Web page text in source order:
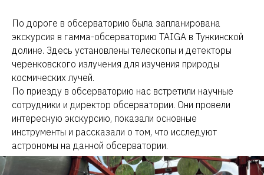
По дороге в обсерваторию была запланирована
экскурсия в гамма-обсерваторию TAIGA в Тункинской
долине. Здесь установлены телескопы и детекторы
черенковского излучения для изучения природы
космических лучей.
По приезду в обсерваторию нас встретили научные
сотрудники и директор обсерватории. Они провели
интересную экскурсию, показали основные
инструменты и рассказали о том, что исследуют
астрономы на данной обсерватории.